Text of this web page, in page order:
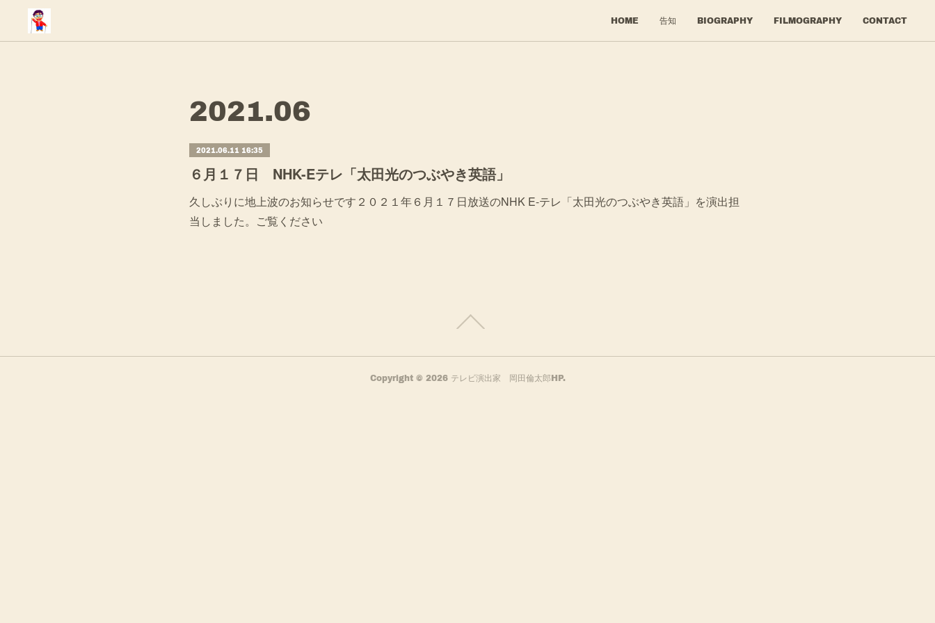
HOME 告知 BIOGRAPHY FILMOGRAPHY CONTACT
2021.06
2021.06.11 16:35
６月１７日 NHK-Eテレ「太田光のつぶやき英語」
久しぶりに地上波のお知らせです２０２１年６月１７日放送のNHK E-テレ「太田光のつぶやき英語」を演出担
当しました。ご覧ください
Copyright © 2026 テレビ演出家 岡田倫太郎HP.